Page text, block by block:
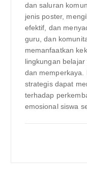
dan saluran
jenis poster,
efektif, dan
guru, dan
memanfaatkan
lingkungan
dan memperkaya.
strategis dapat
terhadap
emosional siswa